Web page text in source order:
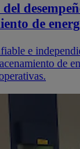
de
e
de